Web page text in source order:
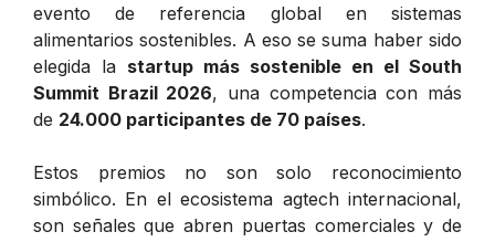
evento de referencia global en sistemas
alimentarios sostenibles. A eso se suma haber sido
elegida la startup más sostenible en el South
Summit Brazil 2026, una competencia con más
de 24.000 participantes de 70 países.
Estos premios no son solo reconocimiento
simbólico. En el ecosistema agtech internacional,
son señales que abren puertas comerciales y de